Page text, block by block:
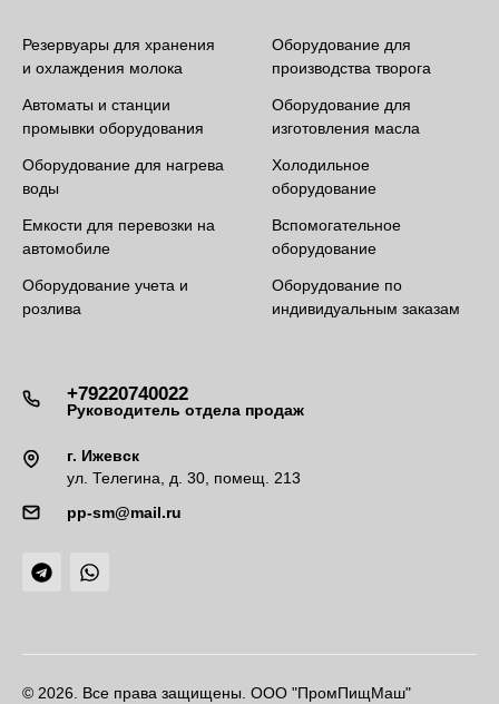
Резервуары для хранения
и охлаждения молока
Автоматы и станции
промывки оборудования
Оборудование для нагрева
воды
Емкости для перевозки на
автомобиле
Оборудование учета и
розлива
Оборудование для
производства творога
Оборудование для
изготовления масла
Холодильное
оборудование
Вспомогательное
оборудование
Оборудование по
индивидуальным заказам
+79220740022
Руководитель отдела продаж
г. Ижевск
ул. Телегина, д. 30, помещ. 213
pp-sm@mail.ru
© 2026. Все права защищены. ООО "ПромПищМаш"